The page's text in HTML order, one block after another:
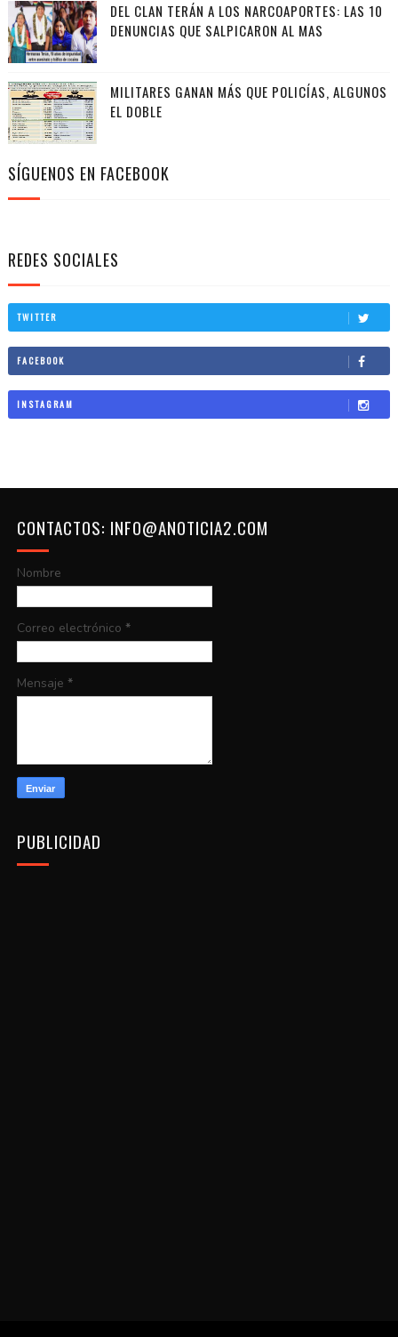
DEL CLAN TERÁN A LOS NARCOAPORTES: LAS 10
DENUNCIAS QUE SALPICARON AL MAS
MILITARES GANAN MÁS QUE POLICÍAS, ALGUNOS
EL DOBLE
SÍGUENOS EN FACEBOOK
REDES SOCIALES
TWITTER
FACEBOOK
INSTAGRAM
CONTACTOS: INFO@ANOTICIA2.COM
Nombre
Correo electrónico *
Mensaje *
PUBLICIDAD